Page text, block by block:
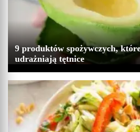
9 produktów spożywczych,
udrażniają tętnice